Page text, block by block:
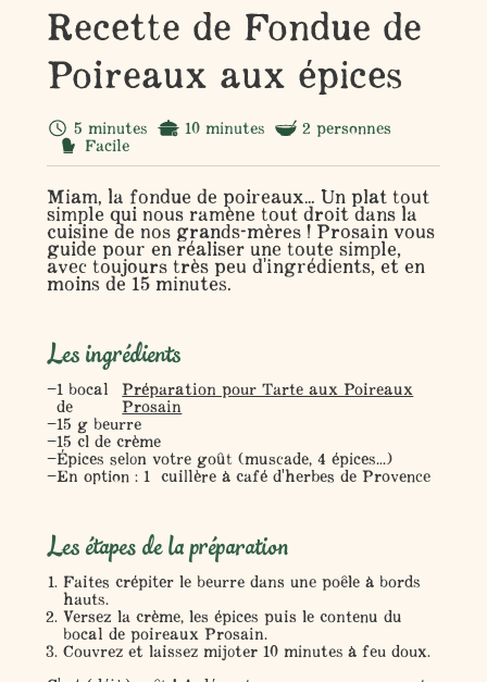
Recette de Fondue de
Poireaux aux épices
5 minutes 10 minutes
2 personnes
Facile
Miam, la fondue de poireaux... Un plat tout
simple qui nous ramène tout droit dans la
cuisine de nos grands-mères ! Prosain vous
guide pour en réaliser une toute simple,
avec toujours très peu d'ingrédients, et en
moins de 15 minutes.
Les ingrédients
1 bocal
de
Préparation pour Tarte aux Poireaux
Prosain
15 g beurre
15 cl de crème
Épices selon votre goût (muscade, 4 épices...)
En option : 1 cuillère à café d'herbes de Provence
Les étapes de la préparation
Faites crépiter le beurre dans une poêle à bords
hauts.
Versez la crème, les épices puis le contenu du
bocal de poireaux Prosain.
Couvrez et laissez mijoter 10 minutes à feu doux.